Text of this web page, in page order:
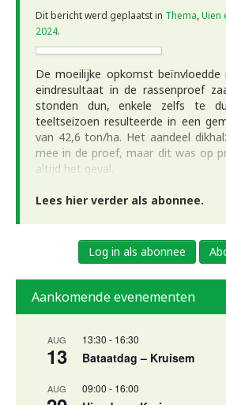
Dit bericht werd geplaatst in Thema,Uien
2024.
De moeilijke opkomst
eindresultaat in de rassenproef
stonden dun, enkele zelfs te
teeltseizoen resulteerde in een
van 42,6 ton/ha. Het aandeel
mee in de proef, maar dit was op
altijd het geval.
Lees hier verder als abonnee.
Log in als abonnee
Aankomende evenementen
AUG
13
13:30 - 16:30
Bataatdag – Kruisem
AUG 09:00 - 16:00